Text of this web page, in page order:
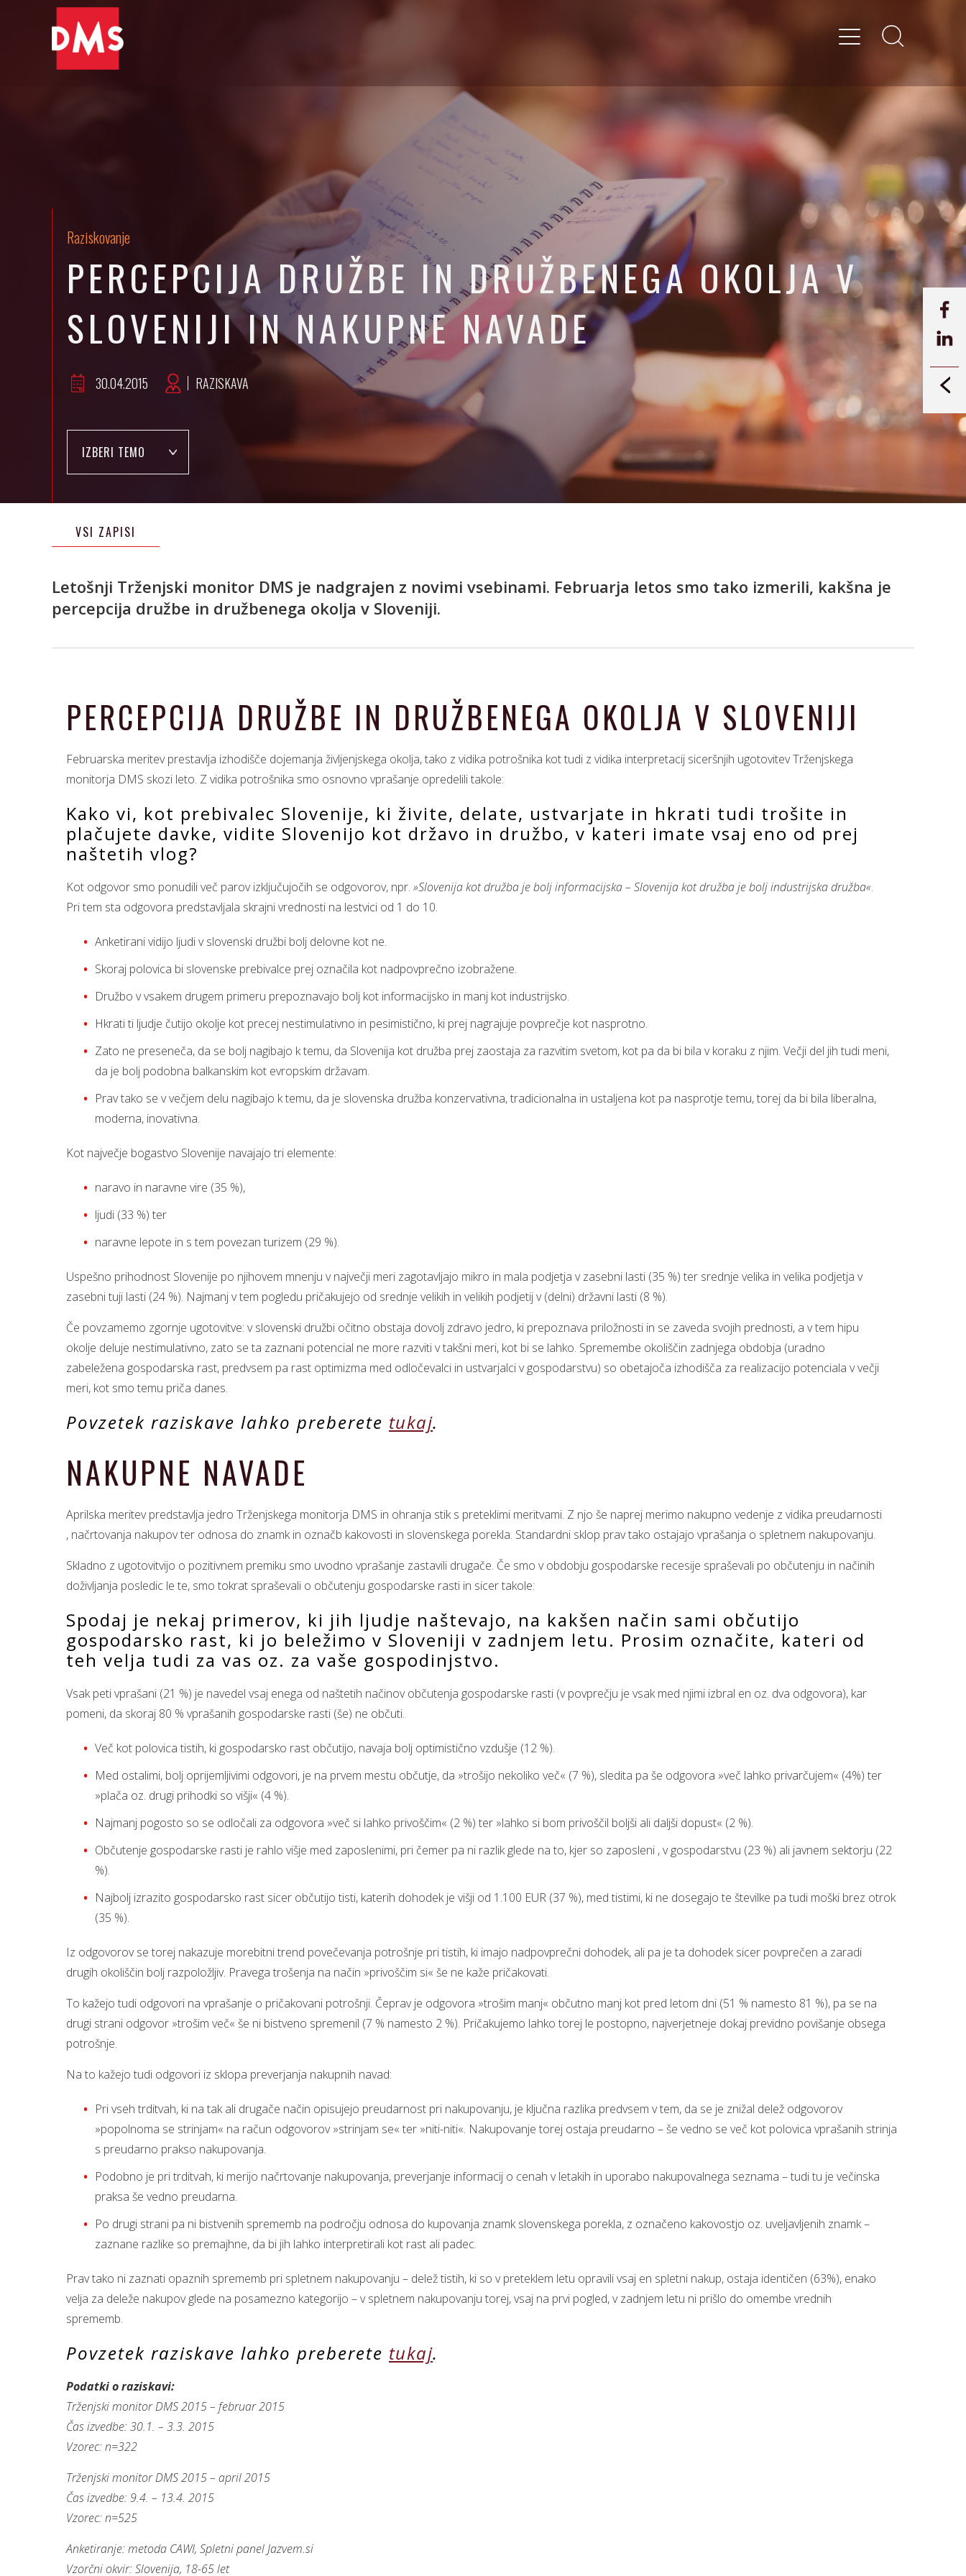
Raziskovanje
PERCEPCIJA DRUŽBE IN DRUŽBENEGA OKOLJA V
SLOVENIJI IN NAKUPNE NAVADE
30.04.2015 RAZISKAVA
IZBERI TEMO
VSI ZAPISI
Letošnji Trženjski monitor DMS je nadgrajen z novimi vsebinami. Februarja letos smo tako izmerili, kakšna je
percepcija družbe in družbenega okolja v Sloveniji.
PERCEPCIJA DRUŽBE IN DRUŽBENEGA OKOLJA V SLOVENIJI
Februarska meritev prestavlja izhodišče dojemanja življenjskega okolja, tako z vidika potrošnika kot tudi z vidika interpretacij siceršnjih ugotovitev Trženjskega
monitorja DMS skozi leto. Z vidika potrošnika smo osnovno vprašanje opredelili takole:
Kako vi, kot prebivalec Slovenije, ki živite, delate, ustvarjate in hkrati tudi trošite in
plačujete davke, vidite Slovenijo kot državo in družbo, v kateri imate vsaj eno od prej
naštetih vlog?
Kot odgovor smo ponudili več parov izključujočih se odgovorov, npr. »Slovenija kot družba je bolj informacijska – Slovenija kot družba je bolj industrijska družba«.
Pri tem sta odgovora predstavljala skrajni vrednosti na lestvici od 1 do 10.
Anketirani vidijo ljudi v slovenski družbi bolj delovne kot ne.
Skoraj polovica bi slovenske prebivalce prej označila kot nadpovprečno izobražene.
Družbo v vsakem drugem primeru prepoznavajo bolj kot informacijsko in manj kot industrijsko.
Hkrati ti ljudje čutijo okolje kot precej nestimulativno in pesimistično, ki prej nagrajuje povprečje kot nasprotno.
Zato ne preseneča, da se bolj nagibajo k temu, da Slovenija kot družba prej zaostaja za razvitim svetom, kot pa da bi bila v koraku z njim. Večji del jih tudi meni,
da je bolj podobna balkanskim kot evropskim državam.
Prav tako se v večjem delu nagibajo k temu, da je slovenska družba konzervativna, tradicionalna in ustaljena kot pa nasprotje temu, torej da bi bila liberalna,
moderna, inovativna.
Kot največje bogastvo Slovenije navajajo tri elemente:
naravo in naravne vire (35 %),
ljudi (33 %) ter
naravne lepote in s tem povezan turizem (29 %).
Uspešno prihodnost Slovenije po njihovem mnenju v največji meri zagotavljajo mikro in mala podjetja v zasebni lasti (35 %) ter srednje velika in velika podjetja v
zasebni tuji lasti (24 %). Najmanj v tem pogledu pričakujejo od srednje velikih in velikih podjetij v (delni) državni lasti (8 %).
Če povzamemo zgornje ugotovitve: v slovenski družbi očitno obstaja dovolj zdravo jedro, ki prepoznava priložnosti in se zaveda svojih prednosti, a v tem hipu
okolje deluje nestimulativno, zato se ta zaznani potencial ne more razviti v takšni meri, kot bi se lahko. Spremembe okoliščin zadnjega obdobja (uradno
zabeležena gospodarska rast, predvsem pa rast optimizma med odločevalci in ustvarjalci v gospodarstvu) so obetajoča izhodišča za realizacijo potenciala v večji
meri, kot smo temu priča danes.
Povzetek raziskave lahko preberete tukaj.
NAKUPNE NAVADE
Aprilska meritev predstavlja jedro Trženjskega monitorja DMS in ohranja stik s preteklimi meritvami. Z njo še naprej merimo nakupno vedenje z vidika preudarnosti
, načrtovanja nakupov ter odnosa do znamk in označb kakovosti in slovenskega porekla. Standardni sklop prav tako ostajajo vprašanja o spletnem nakupovanju.
Skladno z ugotovitvijo o pozitivnem premiku smo uvodno vprašanje zastavili drugače. Če smo v obdobju gospodarske recesije spraševali po občutenju in načinih
doživljanja posledic le te, smo tokrat spraševali o občutenju gospodarske rasti in sicer takole:
Spodaj je nekaj primerov, ki jih ljudje naštevajo, na kakšen način sami občutijo
gospodarsko rast, ki jo beležimo v Sloveniji v zadnjem letu. Prosim označite, kateri od
teh velja tudi za vas oz. za vaše gospodinjstvo.
Vsak peti vprašani (21 %) je navedel vsaj enega od naštetih načinov občutenja gospodarske rasti (v povprečju je vsak med njimi izbral en oz. dva odgovora), kar
pomeni, da skoraj 80 % vprašanih gospodarske rasti (še) ne občuti.
Več kot polovica tistih, ki gospodarsko rast občutijo, navaja bolj optimistično vzdušje (12 %).
Med ostalimi, bolj oprijemljivimi odgovori, je na prvem mestu občutje, da »trošijo nekoliko več« (7 %), sledita pa še odgovora »več lahko privarčujem« (4%) ter
»plača oz. drugi prihodki so višji« (4 %).
Najmanj pogosto so se odločali za odgovora »več si lahko privoščim« (2 %) ter »lahko si bom privoščil boljši ali daljši dopust« (2 %).
Občutenje gospodarske rasti je rahlo višje med zaposlenimi, pri čemer pa ni razlik glede na to, kjer so zaposleni , v gospodarstvu (23 %) ali javnem sektorju (22
%).
Najbolj izrazito gospodarsko rast sicer občutijo tisti, katerih dohodek je višji od 1.100 EUR (37 %), med tistimi, ki ne dosegajo te številke pa tudi moški brez otrok
(35 %).
Iz odgovorov se torej nakazuje morebitni trend povečevanja potrošnje pri tistih, ki imajo nadpovprečni dohodek, ali pa je ta dohodek sicer povprečen a zaradi
drugih okoliščin bolj razpoložljiv. Pravega trošenja na način »privoščim si« še ne kaže pričakovati.
To kažejo tudi odgovori na vprašanje o pričakovani potrošnji. Čeprav je odgovora »trošim manj« občutno manj kot pred letom dni (51 % namesto 81 %), pa se na
drugi strani odgovor »trošim več« še ni bistveno spremenil (7 % namesto 2 %). Pričakujemo lahko torej le postopno, najverjetneje dokaj previdno povišanje obsega
potrošnje.
Na to kažejo tudi odgovori iz sklopa preverjanja nakupnih navad:
Pri vseh trditvah, ki na tak ali drugače način opisujejo preudarnost pri nakupovanju, je ključna razlika predvsem v tem, da se je znižal delež odgovorov
»popolnoma se strinjam« na račun odgovorov »strinjam se« ter »niti-niti«. Nakupovanje torej ostaja preudarno – še vedno se več kot polovica vprašanih strinja
s preudarno prakso nakupovanja.
Podobno je pri trditvah, ki merijo načrtovanje nakupovanja, preverjanje informacij o cenah v letakih in uporabo nakupovalnega seznama – tudi tu je večinska
praksa še vedno preudarna.
Po drugi strani pa ni bistvenih sprememb na področju odnosa do kupovanja znamk slovenskega porekla, z označeno kakovostjo oz. uveljavljenih znamk –
zaznane razlike so premajhne, da bi jih lahko interpretirali kot rast ali padec.
Prav tako ni zaznati opaznih sprememb pri spletnem nakupovanju – delež tistih, ki so v preteklem letu opravili vsaj en spletni nakup, ostaja identičen (63%), enako
velja za deleže nakupov glede na posamezno kategorijo – v spletnem nakupovanju torej, vsaj na prvi pogled, v zadnjem letu ni prišlo do omembe vrednih
sprememb.
Povzetek raziskave lahko preberete tukaj.
Podatki o raziskavi:
Trženjski monitor DMS 2015 – februar 2015
Čas izvedbe: 30.1. – 3.3. 2015
Vzorec: n=322
Trženjski monitor DMS 2015 – april 2015
Čas izvedbe: 9.4. – 13.4. 2015
Vzorec: n=525
Anketiranje: metoda CAWI, Spletni panel Jazvem.si
Vzorčni okvir: Slovenija, 18-65 let